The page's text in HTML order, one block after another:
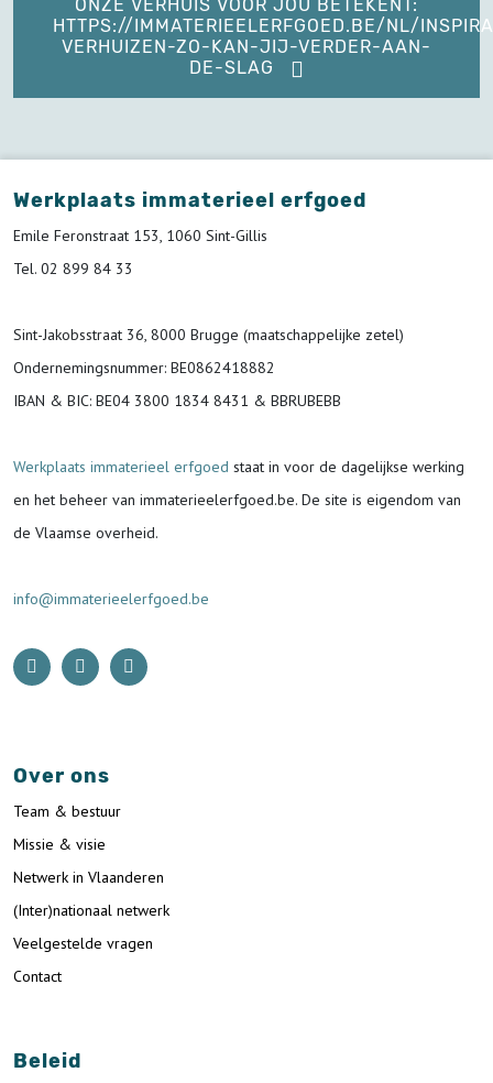
ONZE VERHUIS VOOR JOU BETEKENT:
HTTPS://IMMATERIEELERFGOED.BE/NL/
VERHUIZEN-ZO-KAN-JIJ-VERDER-AAN-
DE-SLAG
Werkplaats immaterieel erfgoed
Emile Feronstraat 153, 1060 Sint-Gillis
Tel. 02 899 84 33
Sint-Jakobsstraat 36, 8000 Brugge (maatschappelijke zetel)
Ondernemingsnummer: BE0862418882
IBAN & BIC: BE04 3800 1834 8431 & BBRUBEBB
Werkplaats immaterieel erfgoed staat in voor de dagelijkse werking
en het beheer van immaterieelerfgoed.be. De site is eigendom van
de Vlaamse overheid.
info@immaterieelerfgoed.be
Over ons
Team & bestuur
Missie & visie
Netwerk in Vlaanderen
(Inter)nationaal netwerk
Veelgestelde vragen
Contact
Beleid